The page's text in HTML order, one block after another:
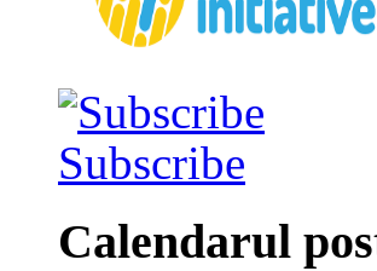
Subscribe
Calendarul